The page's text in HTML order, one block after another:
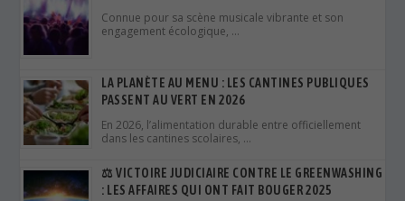
dans les cantines scolaires, …
Alors que de plus en plus d’entreprises affichent des
engagements …
EURIA : ET SI L’IA POUVAIT AUSSI ÊTRE BONNE POUR
À l’heure où l’intelligence artificielle est souvent
associée à une …